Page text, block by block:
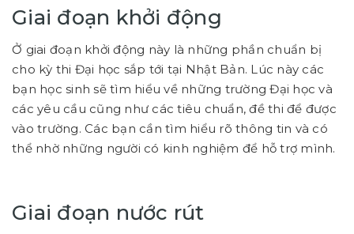
Giai đoạn khởi động
Ở giai đoạn khởi động này là những phần chuẩn bị
cho kỳ thi Đại học sắp tới tại Nhật Bản. Lúc này các
bạn học sinh sẽ tìm hiểu về những trường Đại học và
các yêu cầu cũng như các tiêu chuẩn, đề thi để được
vào trường. Các bạn cần tìm hiểu rõ thông tin và có
thể nhờ những người có kinh nghiệm để hỗ trợ mình.
Giai đoạn nước rút